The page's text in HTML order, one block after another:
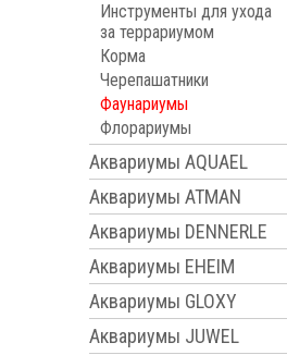
Инструменты для ухода
за террариумом
Корма
Черепашатники
Фаунариумы
Флорариумы
Аквариумы AQUAEL
Аквариумы ATMAN
Аквариумы DENNERLE
Аквариумы EHEIM
Аквариумы GLOXY
Аквариумы JUWEL